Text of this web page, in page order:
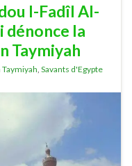
l-Fadîl Al-
dénonce la
Taymiyah
Taymiyah Savants d'Egypte